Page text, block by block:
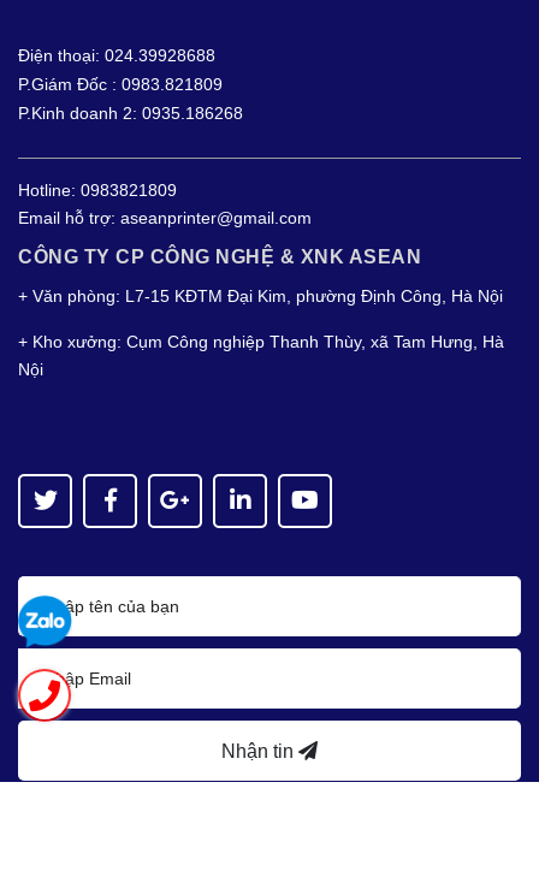
Điện thoại: 024.39928688
P.Giám Đốc : 0983.821809
P.Kinh doanh 2: 0935.186268
Hotline: 0983821809
Email hỗ trợ: aseanprinter@gmail.com
CÔNG TY CP CÔNG NGHỆ & XNK ASEAN
+ Văn phòng: L7-15 KĐTM Đại Kim, phường Định Công, Hà Nội
+ Kho xưởng: Cụm Công nghiệp Thanh Thùy, xã Tam Hưng, Hà
Nội
Nhận tin